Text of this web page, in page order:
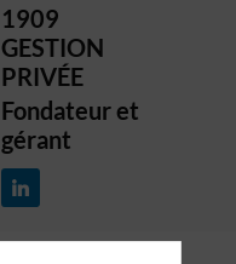
1909
GESTION
PRIVÉE
Fondateur et
gérant